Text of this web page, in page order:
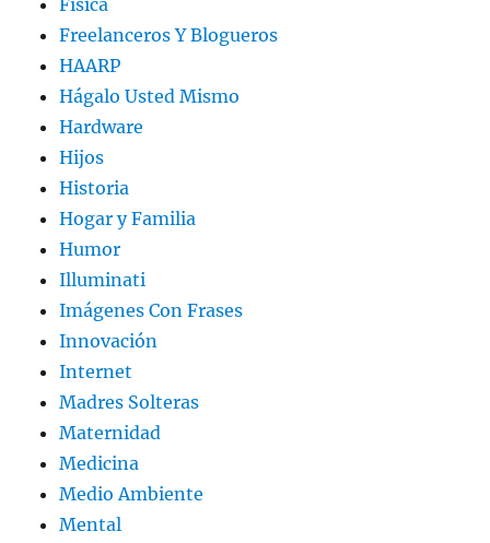
Física
Freelanceros Y Blogueros
HAARP
Hágalo Usted Mismo
Hardware
Hijos
Historia
Hogar y Familia
Humor
Illuminati
Imágenes Con Frases
Innovación
Internet
Madres Solteras
Maternidad
Medicina
Medio Ambiente
Mental